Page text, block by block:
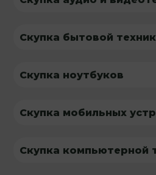
Скупка бытовой
Скупка ноутбуков
Скупка мобильных
Скупка компьютерной